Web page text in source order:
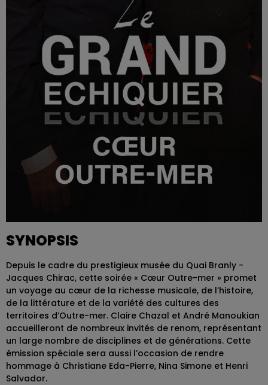
SYNOPSIS
Depuis le cadre du prestigieux musée du Quai Branly -
Jacques Chirac, cette soirée « Cœur Outre-mer » promet
un voyage au cœur de la richesse musicale, de l’histoire,
de la littérature et de la variété des cultures des
territoires d’Outre-mer. Claire Chazal et André Manoukian
accueilleront de nombreux invités de renom, représentant
un large nombre de disciplines et de générations. Cette
émission spéciale sera aussi l’occasion de rendre
hommage à Christiane Eda-Pierre, Nina Simone et Henri
Salvador.